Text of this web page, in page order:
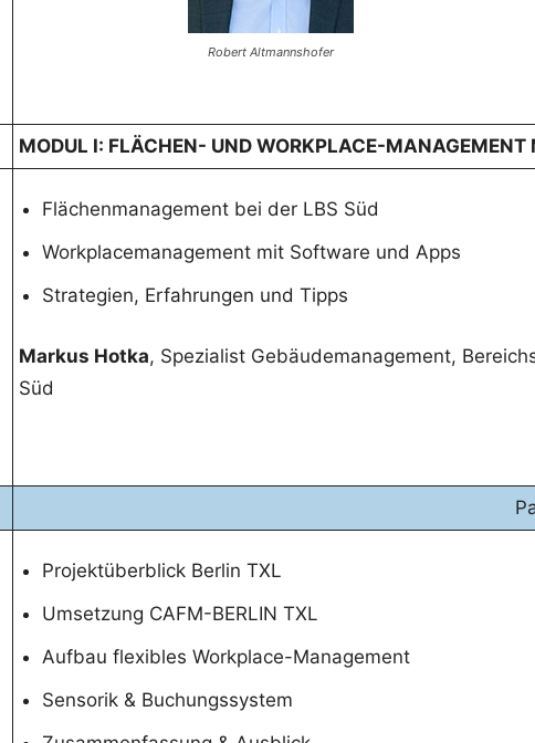
Robert Altmannshofer
MODUL I: FLÄCHEN- UND WORKPLACE-MANAGEMENT
Flächenmanagement bei der LBS Süd
Workplacemanagement mit Software und Apps
Strategien, Erfahrungen und Tipps
Markus Hotka, Spezialist Gebäudemanagement,
Süd
Projektüberblick Berlin TXL
Umsetzung CAFM-BERLIN TXL
Aufbau flexibles Workplace-Management
Sensorik & Buchungssystem